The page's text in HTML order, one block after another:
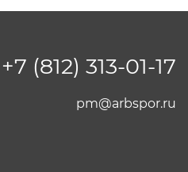
+7 (812) 313-01-17
pm@arbspor.ru